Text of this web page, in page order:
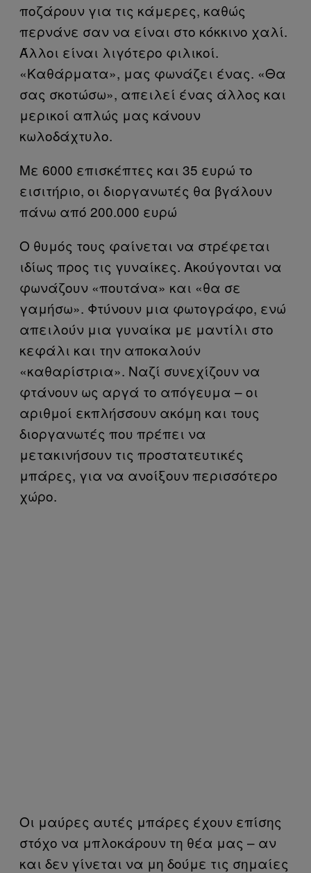
ποζάρουν για τις κάμερες, καθώς
περνάνε σαν να είναι στο κόκκινο χαλί.
Άλλοι είναι λιγότερο φιλικοί.
«Καθάρματα», μας φωνάζει ένας. «Θα
σας σκοτώσω», απειλεί ένας άλλος και
μερικοί απλώς μας κάνουν
κωλοδάχτυλο.
Με 6000 επισκέπτες και 35 ευρώ το
εισιτήριο, οι διοργανωτές θα βγάλουν
πάνω από 200.000 ευρώ
Ο θυμός τους φαίνεται να στρέφεται
ιδίως προς τις γυναίκες. Ακούγονται να
φωνάζουν «πουτάνα» και «θα σε
γαμήσω». Φτύνουν μια φωτογράφο, ενώ
απειλούν μια γυναίκα με μαντίλι στο
κεφάλι και την αποκαλούν
«καθαρίστρια». Ναζί συνεχίζουν να
φτάνουν ως αργά το απόγευμα – οι
αριθμοί εκπλήσσουν ακόμη και τους
διοργανωτές που πρέπει να
μετακινήσουν τις προστατευτικές
μπάρες, για να ανοίξουν περισσότερο
χώρο.
Οι μαύρες αυτές μπάρες έχουν επίσης
στόχο να μπλοκάρουν τη θέα μας – αν
και δεν γίνεται να μη δούμε τις σημαίες